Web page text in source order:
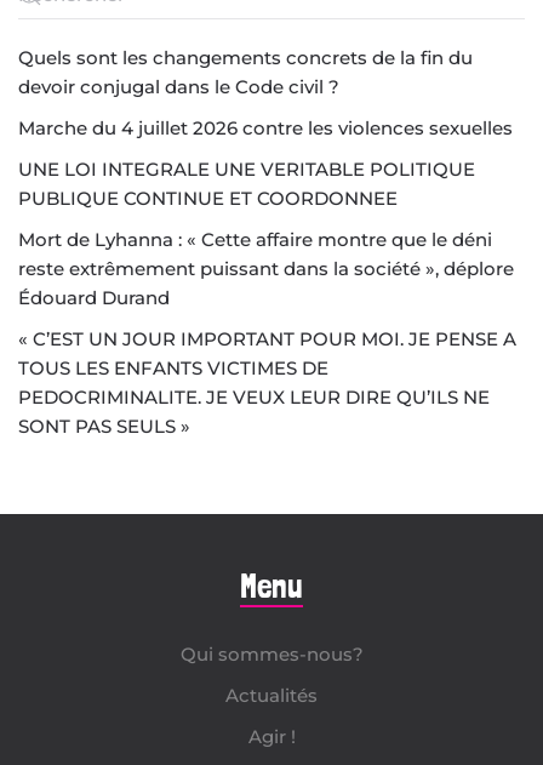
Quels sont les changements concrets de la fin du
devoir conjugal dans le Code civil ?
Marche du 4 juillet 2026 contre les violences sexuelles
UNE LOI INTEGRALE UNE VERITABLE POLITIQUE
PUBLIQUE CONTINUE ET COORDONNEE
Mort de Lyhanna : « Cette affaire montre que le déni
reste extrêmement puissant dans la société », déplore
Édouard Durand
« C’EST UN JOUR IMPORTANT POUR MOI. JE PENSE A
TOUS LES ENFANTS VICTIMES DE
PEDOCRIMINALITE. JE VEUX LEUR DIRE QU’ILS NE
SONT PAS SEULS »
Menu
Qui sommes-nous?
Actualités
Agir !